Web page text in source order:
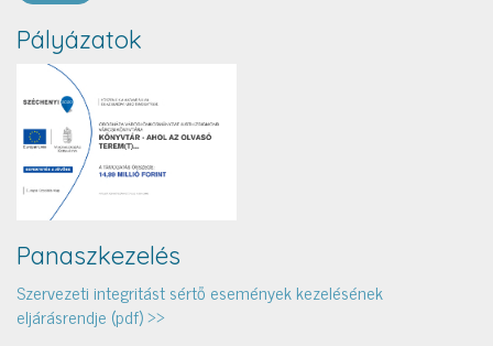
Pályázatok
Panaszkezelés
Szervezeti integritást sértő események kezelésének
eljárásrendje (pdf) >>